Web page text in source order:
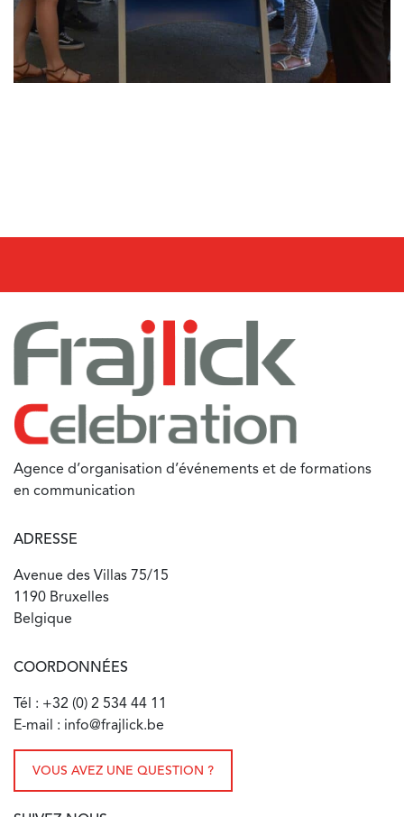
Agence d’organisation d’événements et de formations
en communication
ADRESSE
Avenue des Villas 75/15
1190 Bruxelles
Belgique
COORDONNÉES
Tél : +32 (0) 2 534 44 11
E-mail : info@frajlick.be
VOUS AVEZ UNE QUESTION ?